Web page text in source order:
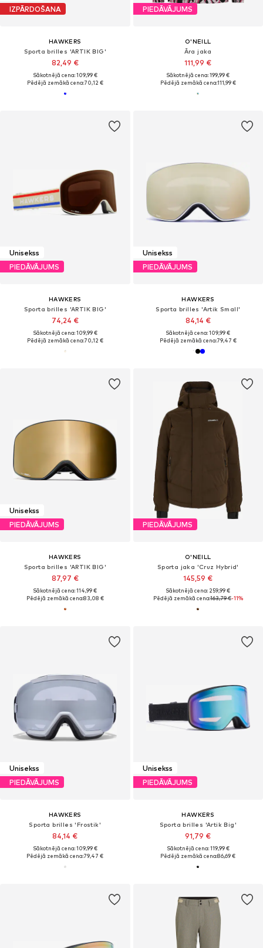
IZPĀRDOŠANA
HAWKERS
Sporta brilles 'ARTIK BIG'
82,49 €
Sākotnējā cena: 109,99 €
Pēdējā zemākā cena:70,12 €
PIEDĀVĀJUMS
O'NEILL
Āra jaka
111,99 €
Sākotnējā cena: 199,99 €
Pēdējā zemākā cena:111,99 €
Unisekss
PIEDĀVĀJUMS
HAWKERS
Sporta brilles 'ARTIK BIG'
74,24 €
Sākotnējā cena: 109,99 €
Pēdējā zemākā cena:70,12 €
Unisekss
PIEDĀVĀJUMS
HAWKERS
Sporta brilles 'Artik Small'
84,14 €
Sākotnējā cena: 109,99 €
Pēdējā zemākā cena:79,47 €
Unisekss
PIEDĀVĀJUMS
HAWKERS
Sporta brilles 'ARTIK BIG'
87,97 €
Sākotnējā cena: 114,99 €
Pēdējā zemākā cena:83,08 €
PIEDĀVĀJUMS
O'NEILL
Sporta jaka 'Cruz Hybrid'
145,59 €
Sākotnējā cena: 259,99 €
Pēdējā zemākā cena:163,79 €-11%
Unisekss
PIEDĀVĀJUMS
HAWKERS
Sporta brilles 'Frostik'
84,14 €
Sākotnējā cena: 109,99 €
Pēdējā zemākā cena:79,47 €
Unisekss
PIEDĀVĀJUMS
HAWKERS
Sporta brilles 'Artik Big'
91,79 €
Sākotnējā cena: 119,99 €
Pēdējā zemākā cena:86,69 €